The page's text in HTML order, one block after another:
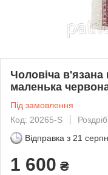
Чоловіча
маленька
Під замовлення
Код: 20265-S
Роздріб
Відправка з 21
1 600 ₴